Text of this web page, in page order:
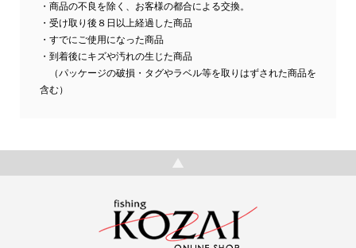
・商品の不良を除く、お客様の都合による交換。
・受け取り後８日以上経過した商品
・すでにご使用になった商品
・到着後にキズや汚れの生じた商品
（パッケージの破損・タグやラベル等を取りはずされた商品を
含む）